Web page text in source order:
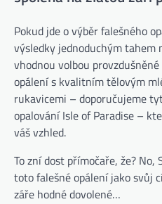
Pokud jde o výběr falešného
výsledky jednoduchým tahem
vhodnou volbou
opálení s kvalitním tělovým
rukavicemi – doporučujeme
opalování Isle of Paradise –
váš vzhled.
To zní dost přímočaře, že?
toto falešné opálení jako svůj
záře hodné dovolené…